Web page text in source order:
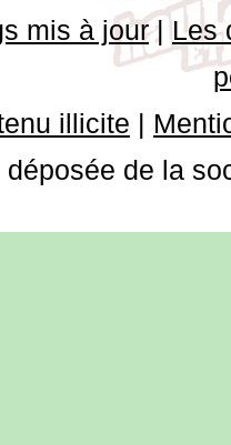
mis à jour|Les
illicite |
déposée de la